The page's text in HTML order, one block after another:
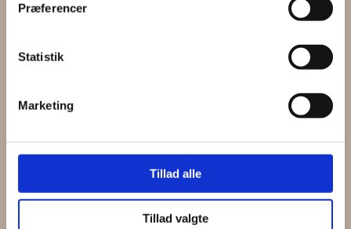
Præferencer
Statistik
Marketing
Tillad alle
Tillad valgte